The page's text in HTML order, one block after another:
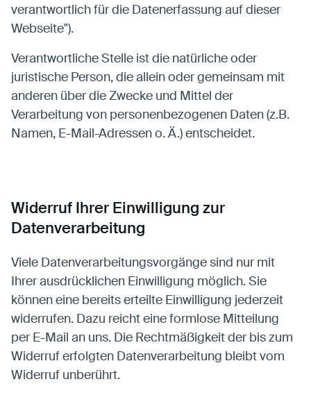
verantwortlich für die Datenerfassung auf dieser
Webseite").
Verantwortliche Stelle ist die natürliche oder
juristische Person, die allein oder gemeinsam mit
anderen über die Zwecke und Mittel der
Verarbeitung von personenbezogenen Daten (z.B.
Namen, E-Mail-Adressen o. Ä.) entscheidet.
Widerruf Ihrer Einwilligung zur
Datenverarbeitung
Viele Datenverarbeitungsvorgänge sind nur mit
Ihrer ausdrücklichen Einwilligung möglich. Sie
können eine bereits erteilte Einwilligung jederzeit
widerrufen. Dazu reicht eine formlose Mitteilung
per E-Mail an uns. Die Rechtmäßigkeit der bis zum
Widerruf erfolgten Datenverarbeitung bleibt vom
Widerruf unberührt.